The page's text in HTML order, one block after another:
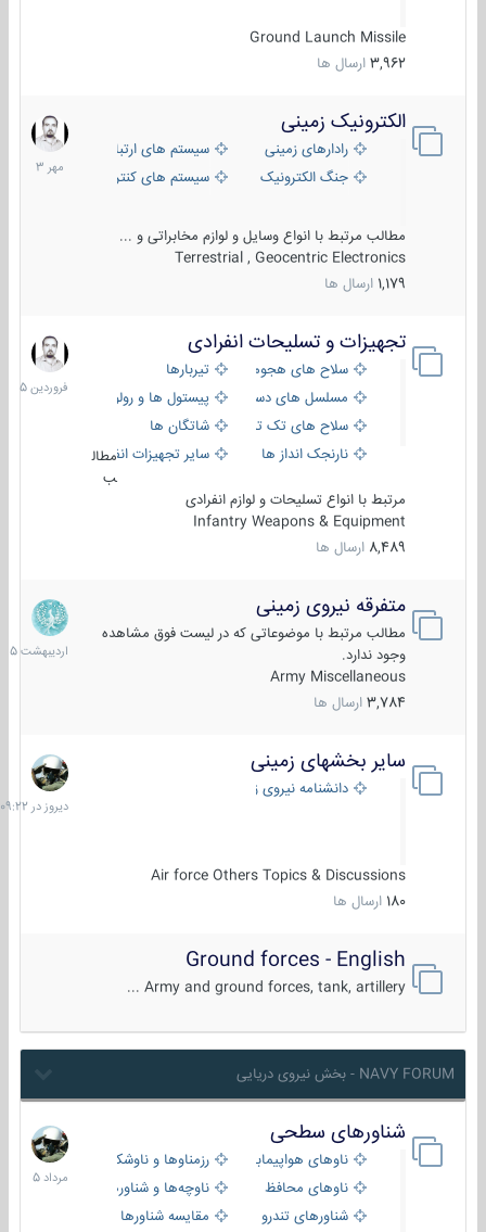
Ground Launch Missile
3,962 ارسال ها
الکترونیک زمینی
رادارهای زمینی
سیستم های ارتباطی و جمع آوری
جنگ الکترونیک
سیستم های کنترل آتش و تجهیزات
مطالب مرتبط با انواع وسایل و لوازم مخابراتی و ...
Terrestrial , Geocentric Electronics
1,179 ارسال ها
1
مهر
1403
تجهیزات و تسلیحات انفرادی
سلاح های هجومی
تیربارها
مسلسل های دستی
پیستول ها و رولورها
سلاح های تک تیر اندازیشاتگان ها
نارنجک انداز ها
سایر تجهیزات انفرادی
مطال
ب
مرتبط با انواع تسلیحات و لوازم انفرادی
Infantry Weapons & Equipment
8,489 ارسال ها
17
فروردین
1405
متفرقه نیروی زمینی
مطالب مرتبط با موضوعاتی که در لیست فوق مشاهده
وجود ندارد.
Army Miscellaneous
3,784 ارسال ها
27
1405
سایر بخشهای زمینی
دانشنامه نیروی زمینی
Air force Others Topics & Discussions
180 ارسال ها
دیروز
در
09:22
Ground forces - English
Army and ground forces, tank, artillery ...
NAVY FORUM - بخش نیروی دریایی
شناورهای سطحی
ناوهای هواپیمابر و بالگرد بررزمناوها و ناوشکن‌ها
ناوهای محافظ
ناوچه‌ها و شناورهای گشتی
شناورهای تندرو
مقایسه شناورها
2
مرداد
1405